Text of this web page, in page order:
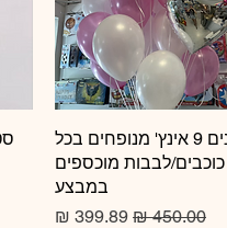
תצוגה מהירה
30 בלונים 9 אינץ' מנופחים בכל
צבע ו4 כוכבים/לבבות מוכספים
במבצע
מחיר רגיל מחיר מבצע